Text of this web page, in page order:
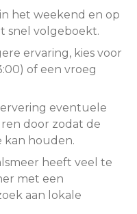
het weekend en op
snel volgeboekt.
ervaring, kies voor
of een vroeg
eventuele
door zodat de
kan houden.
heeft veel te
met een
aan lokale